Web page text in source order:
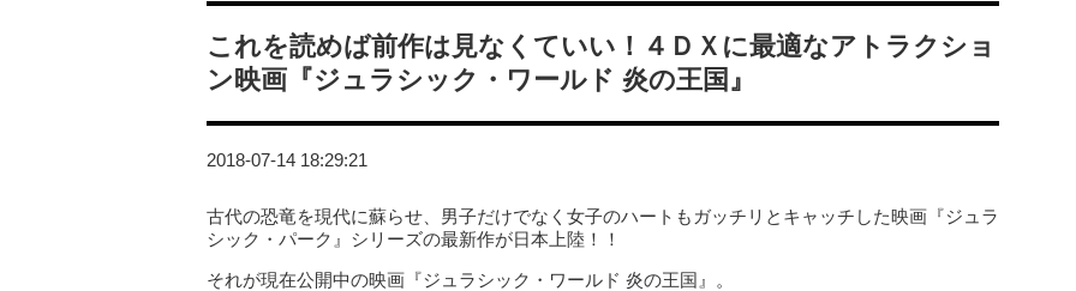
これを読めば前作は見なくていい！４ＤＸに最適なアトラクショ
ン映画『ジュラシック・ワールド 炎の王国』
2018-07-14 18:29:21
古代の恐竜を現代に蘇らせ、男子だけでなく女子のハートもガッチリとキャッチした映画『ジュラ
シック・パーク』シリーズの最新作が日本上陸！！
それが現在公開中の映画『ジュラシック・ワールド 炎の王国』。